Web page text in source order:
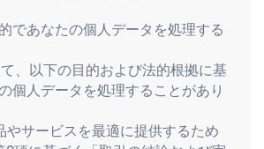
であなたの個人データを処理する
、以下の目的および法的根拠に基
個人データを処理することがあり
やサービスを最適に提供するため